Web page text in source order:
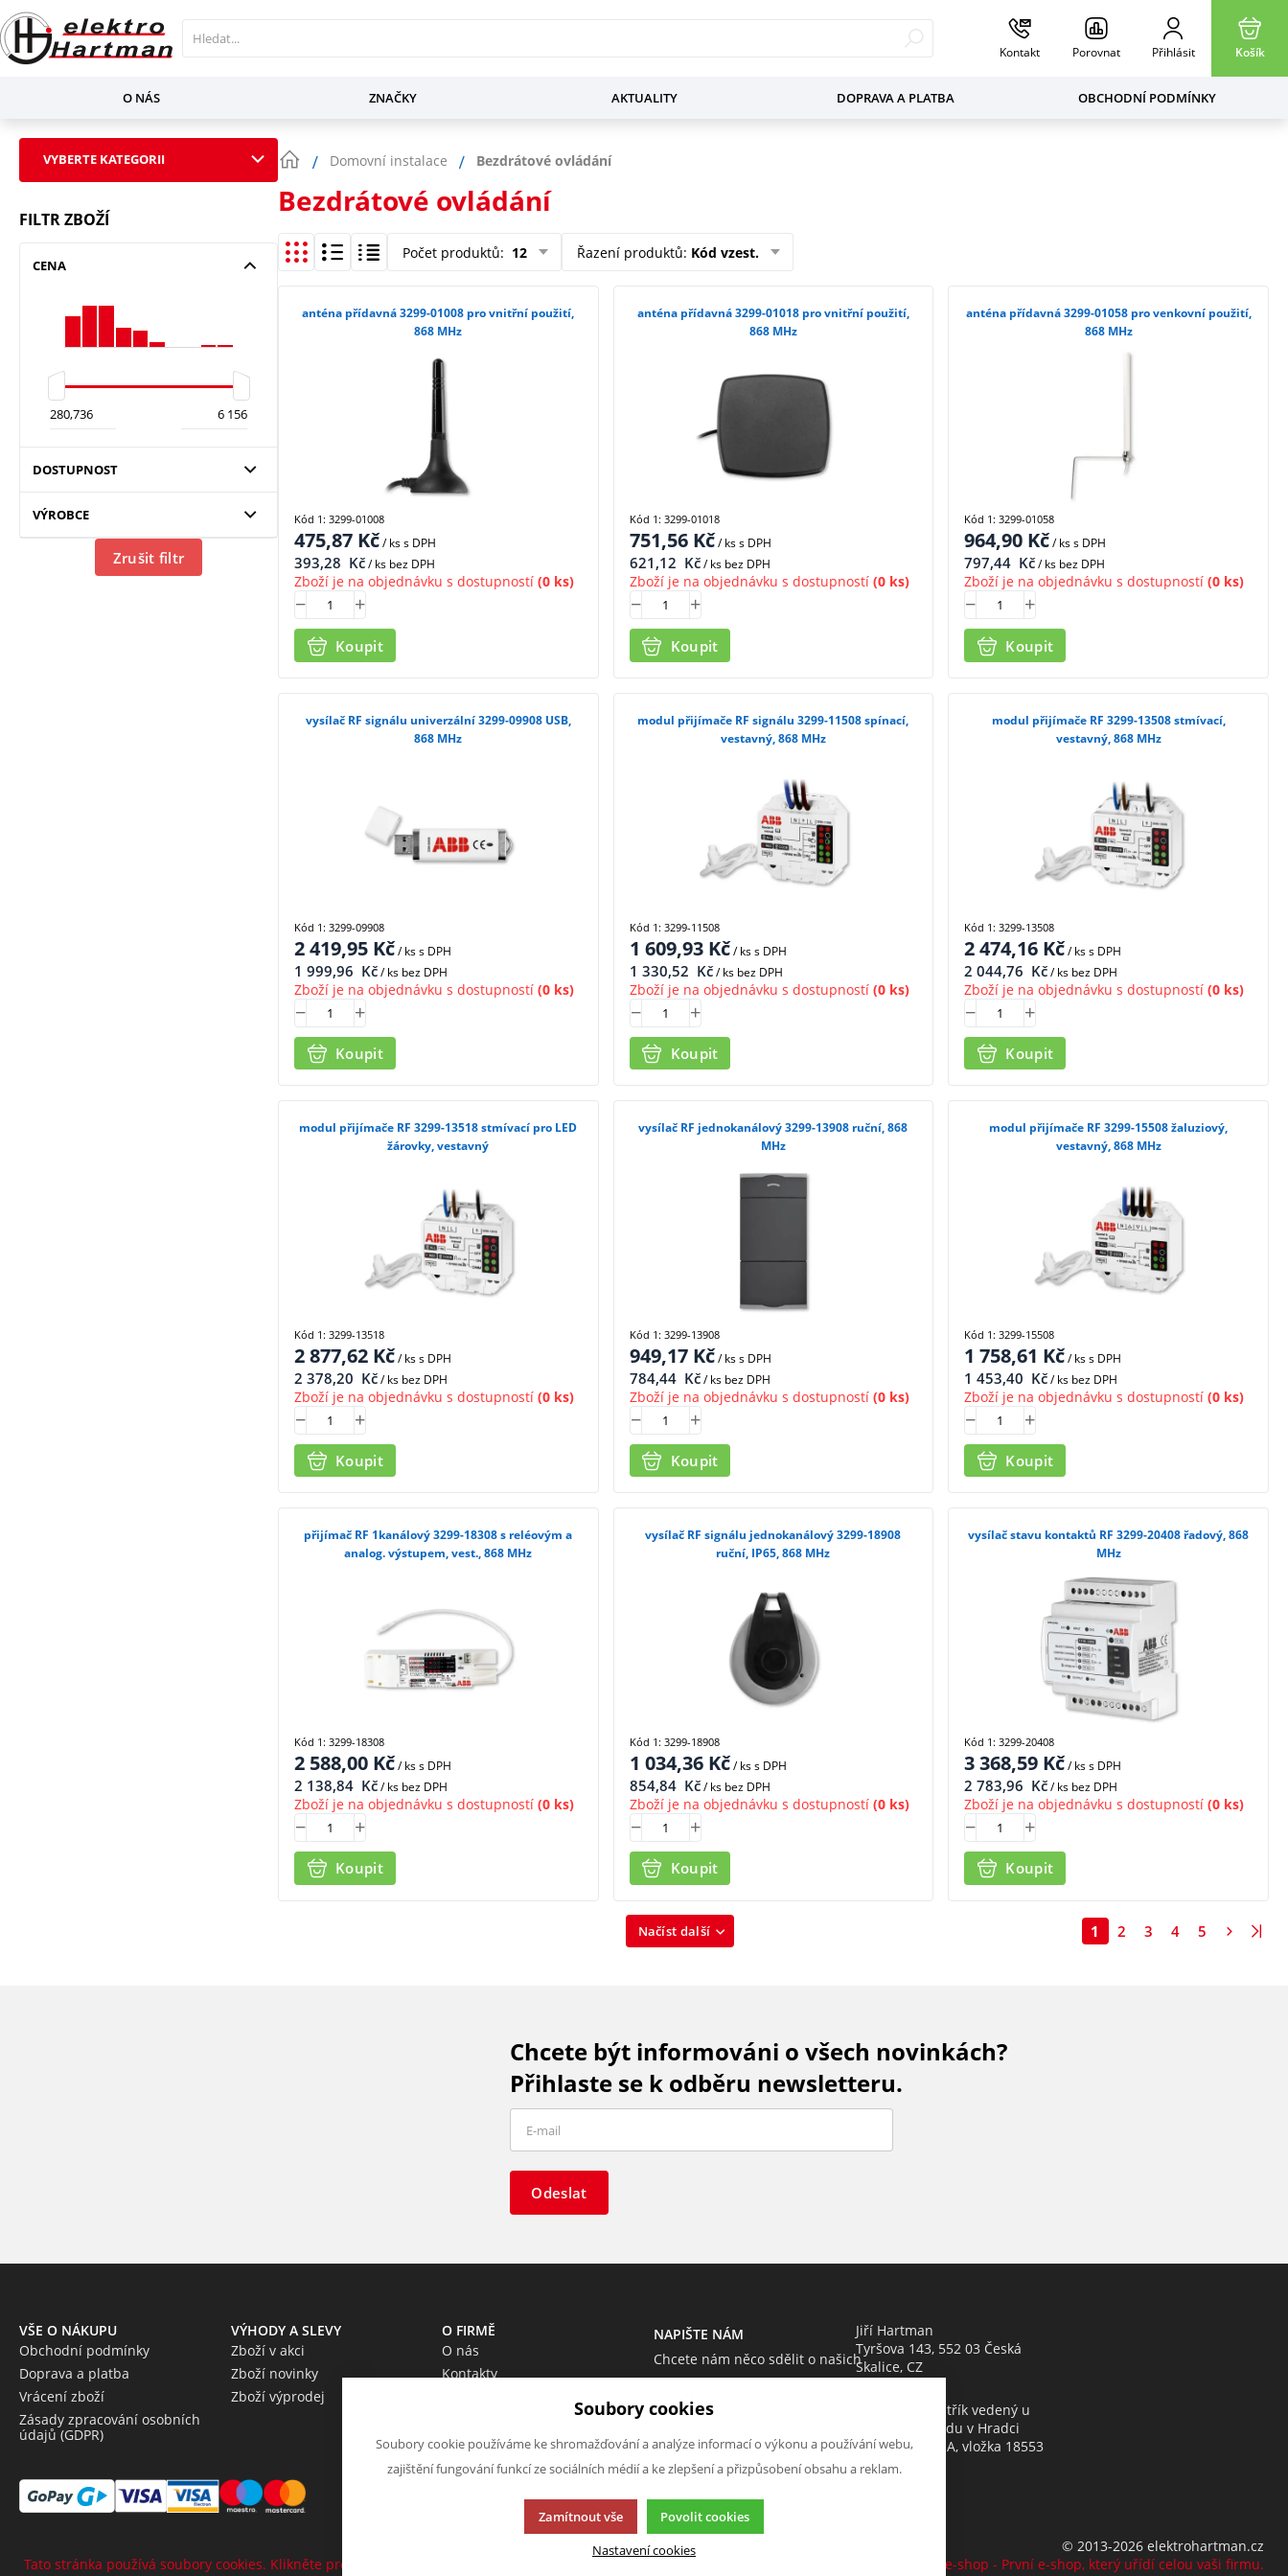
Kontakt Porovnat Přihlásit Košík
O NÁS ZNAČKY AKTUALITY DOPRAVA A PLATBA OBCHODNÍ PODMÍNKY
VYBERTE KATEGORII
FILTR ZBOŽÍ
CENA
DOSTUPNOST
VÝROBCE
Zrušit filtr
Domovní instalace Bezdrátové ovládání
Bezdrátové ovládání
Počet produktů: 12 Řazení produktů: Kód vzest.
anténa přídavná 3299-01008 pro vnitřní použití,
868 MHz
475,87 Kč/ kss DPH
393,28 Kč/ ks bez DPH
Zboží je na objednávku s dostupností (0 ks)
Koupit
Kód 1: 3299-01008
anténa přídavná 3299-01018 pro vnitřní použití,
868 MHz
751,56Kč/ kss DPH
621,12 Kč/ ks bez DPH
Zboží je na objednávku s dostupností(0 ks)
Koupit
Kód 1: 3299-01018
anténa přídavná 3299-01058 pro venkovní použití,
868 MHz
964,90 Kč/ kss DPH
797,44 Kč/ ks bez DPH
Zboží je na objednávku s dostupností (0 ks)
Koupit
Kód 1: 3299-01058
vysílač RF signálu univerzální 3299-09908 USB,
868 MHz
2 419,95 Kč/ kss DPH
1 999,96 Kč/ ks bez DPH
Zboží je na objednávku s dostupností (0 ks)
Koupit
Kód 1: 3299-09908
modul přijímače RF signálu 3299-11508 spínací,
vestavný, 868 MHz
1 609,93Kč/ kss DPH
1 330,52 Kč/ ks bez DPH
Zboží je na objednávku s dostupností(0 ks)
Koupit
Kód 1: 3299-11508
modul přijímače RF 3299-13508 stmívací,
vestavný, 868 MHz
2 474,16 Kč/ kss DPH
2 044,76 Kč/ ks bez DPH
Zboží je na objednávku s dostupností (0 ks)
Koupit
Kód 1: 3299-13508
modul přijímače RF 3299-13518 stmívací pro LED
žárovky, vestavný
2 877,62 Kč/ kss DPH
2 378,20 Kč/ ks bez DPH
Zboží je na objednávku s dostupností (0 ks)
Koupit
Kód 1: 3299-13518
vysílač RF jednokanálový 3299-13908 ruční, 868
MHz
949,17Kč/ kss DPH
784,44 Kč/ ks bez DPH
Zboží je na objednávku s dostupností(0 ks)
Koupit
Kód 1: 3299-13908
modul přijímače RF 3299-15508 žaluziový,
vestavný, 868 MHz
1 758,61 Kč/ kss DPH
1 453,40 Kč/ ks bez DPH
Zboží je na objednávku s dostupností (0 ks)
Koupit
Kód 1: 3299-15508
přijímač RF 1kanálový 3299-18308 s reléovým a
analog. výstupem, vest., 868 MHz
2 588,00 Kč/ kss DPH
2 138,84 Kč/ ks bez DPH
Zboží je na objednávku s dostupností (0 ks)
Koupit
Kód 1: 3299-18308
vysílač RF signálu jednokanálový 3299-18908
ruční, IP65, 868 MHz
1 034,36Kč/ kss DPH
854,84 Kč/ ks bez DPH
Zboží je na objednávku s dostupností(0 ks)
Koupit
Kód 1: 3299-18908
vysílač stavu kontaktů RF 3299-20408 řadový, 868
MHz
3 368,59 Kč/ kss DPH
2 783,96 Kč/ ks bez DPH
Zboží je na objednávku s dostupností (0 ks)
Koupit
Kód 1: 3299-20408
Načíst další 1 2 3 4 5
Chcete být informováni o všech novinkách?
Přihlaste se k odběru newsletteru.
Odeslat
VŠE O NÁKUPU
Obchodní podmínky
Doprava a platba
Vrácení zboží
Zásady zpracování osobních
údajů (GDPR)
VÝHODY A SLEVY
Zboží v akci
Zboží novinky
Zboží výprodej
O FIRMĚ
O nás
Kontakty
NAPIŠTE NÁM
Chcete nám něco sdělit o našich
Neváhejte napsat.
Chci napsat zprávu
Jiří Hartman
Tyršova 143, 552 03 Česká
Skalice, CZ
Obchodní rejstřík vedený u
Krajského soudu v Hradci
Králové, oddíl A, vložka 18553
Tato stránka používá soubory cookies. Klikněte pro více informací.
© 2013-2026 elektrohartman.cz
K2 e-shop - První e-shop, který uřídí celou vaši firmu.
Soubory cookies
Soubory cookie používáme ke shromažďování a analýze informací o výkonu a používání webu,
zajištění fungování funkcí ze sociálních médií a ke zlepšení a přizpůsobení obsahu a reklam.
Zamítnout vše Povolit cookies
Nastavení cookies